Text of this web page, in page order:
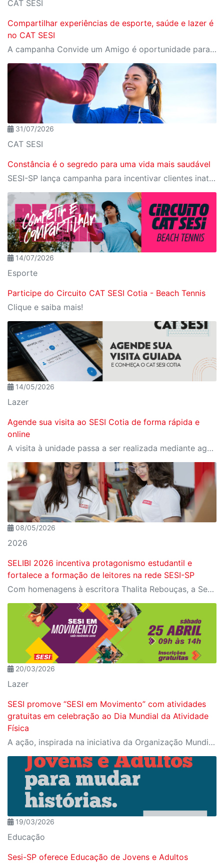
CAT SESI
Compartilhar experiências de esporte, saúde e lazer é
no CAT SESI
A campanha Convide um Amigo é oportunidade para reunir amigos para aproveitar juntos toda estrutura da unidade SESI-SP mais próxima. Os benefícios para clientes e convidados estão no regulamento.
31/07/2026
CAT SESI
Constância é o segredo para uma vida mais saudável
SESI-SP lança campanha para incentivar clientes inativos a retomarem a prática de atividades físicas, esporte e lazer com benefícios exclusivos
14/07/2026
Esporte
Participe do Circuito CAT SESI Cotia - Beach Tennis
Clique e saiba mais!
14/05/2026
Lazer
Agende sua visita ao SESI Cotia de forma rápida e
online
A visita à unidade passa a ser realizada mediante agendamento prévio online, com datas e horários disponíveis diretamente pelo site.
08/05/2026
2026
SELIBI 2026 incentiva protagonismo estudantil e
fortalece a formação de leitores na rede SESI-SP
Com homenagens à escritora Thalita Rebouças, a Semana do Livro e da Biblioteca promove criatividade, produção autoral e diferentes formas de expressão entre estudantes da Educação Infantil à EJA
20/03/2026
Lazer
SESI promove “SESI em Movimento” com atividades
gratuitas em celebração ao Dia Mundial da Atividade
Física
A ação, inspirada na iniciativa da Organização Mundial da Saúde, reforça a importância da prática de atividades físicas e terá participação mediante inscrição prévia pelo Meu SESI.
19/03/2026
Educação
Sesi-SP oferece Educação de Jovens e Adultos